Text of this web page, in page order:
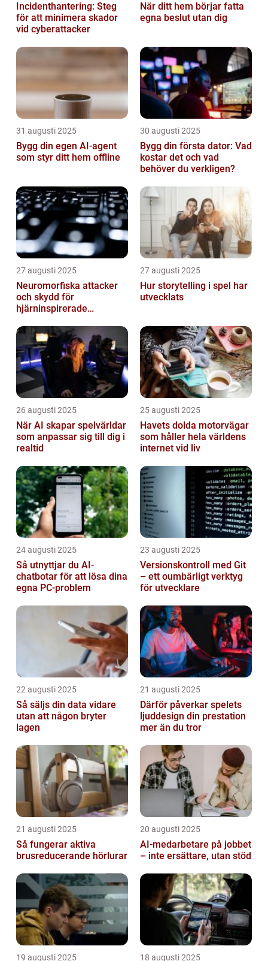
Incidenthantering: Steg
för att minimera skador
vid cyberattacker
När ditt hem börjar fatta
egna beslut utan dig
31 augusti 2025
Bygg din egen AI-agent
som styr ditt hem offline
30 augusti 2025
Bygg din första dator: Vad
kostar det och vad
behöver du verkligen?
27 augusti 2025
Neuromorfiska attacker
och skydd för
hjärninspirerade
27 augusti 2025
Hur storytelling i spel har
utvecklats
26 augusti 2025
När AI skapar spelvärldar
som anpassar sig till dig i
realtid
25 augusti 2025
Havets dolda motorvägar
som håller hela världens
internet vid liv
24 augusti 2025
Så utnyttjar du AI-
chatbotar för att lösa dina
egna PC-problem
23 augusti 2025
Versionskontroll med Git
– ett oumbärligt verktyg
för utvecklare
22 augusti 2025
Så säljs din data vidare
utan att någon bryter
lagen
21 augusti 2025
Därför påverkar spelets
ljuddesign din prestation
mer än du tror
21 augusti 2025
Så fungerar aktiva
brusreducerande hörlurar
20 augusti 2025
AI‑medarbetare på jobbet
– inte ersättare, utan stöd
19 augusti 2025 18 augusti 2025